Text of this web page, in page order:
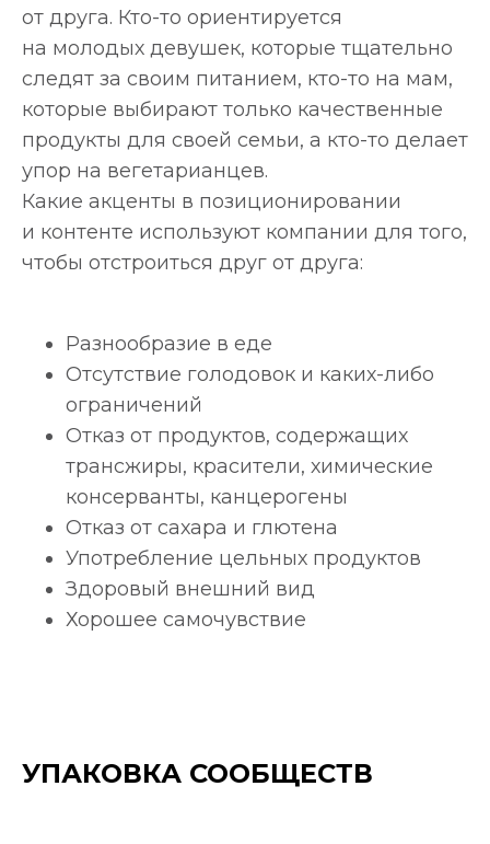
от друга. Кто-то ориентируется
на молодых девушек, которые тщательно
следят за своим питанием, кто-то на мам,
которые выбирают только качественные
продукты для своей семьи, а кто-то делает
упор на вегетарианцев.
Какие акценты в позиционировании
и контенте используют компании для того,
чтобы отстроиться друг от друга:
Разнообразие в еде
Отсутствие голодовок и каких-либо
ограничений
Отказ от продуктов, содержащих
трансжиры, красители, химические
консерванты, канцерогены
Отказ от сахара и глютена
Употребление цельных продуктов
Здоровый внешний вид
Хорошее самочувствие
УПАКОВКА СООБЩЕСТВ